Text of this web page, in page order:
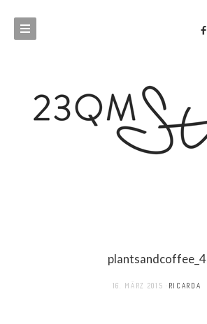
plantsandcoffee_4
16. MÄRZ 2015 RICARDA